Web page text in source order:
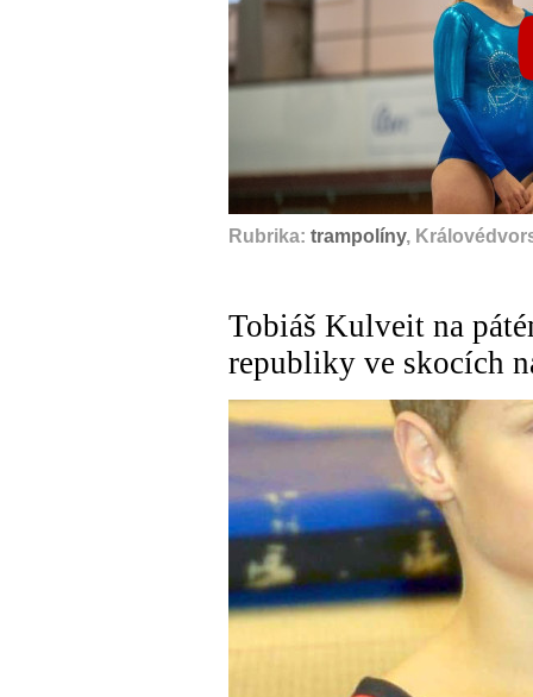
Rubrika: trampolíny,
Tobiáš Kulveit na
republiky ve skocích